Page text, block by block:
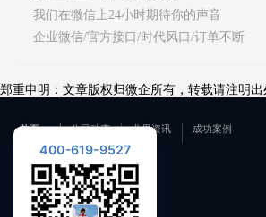
我们在微信上24小时期待你的声音
企业微信/官方接口/时代风口/订单不断
郑重申明：文章版权归微企所有，转载请注明出
首页 公司动态 业界资讯 成功案例
联系我们
400-619-9527
400-619-9527